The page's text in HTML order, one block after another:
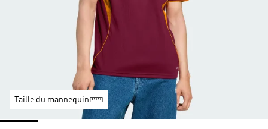
Taille du mannequin